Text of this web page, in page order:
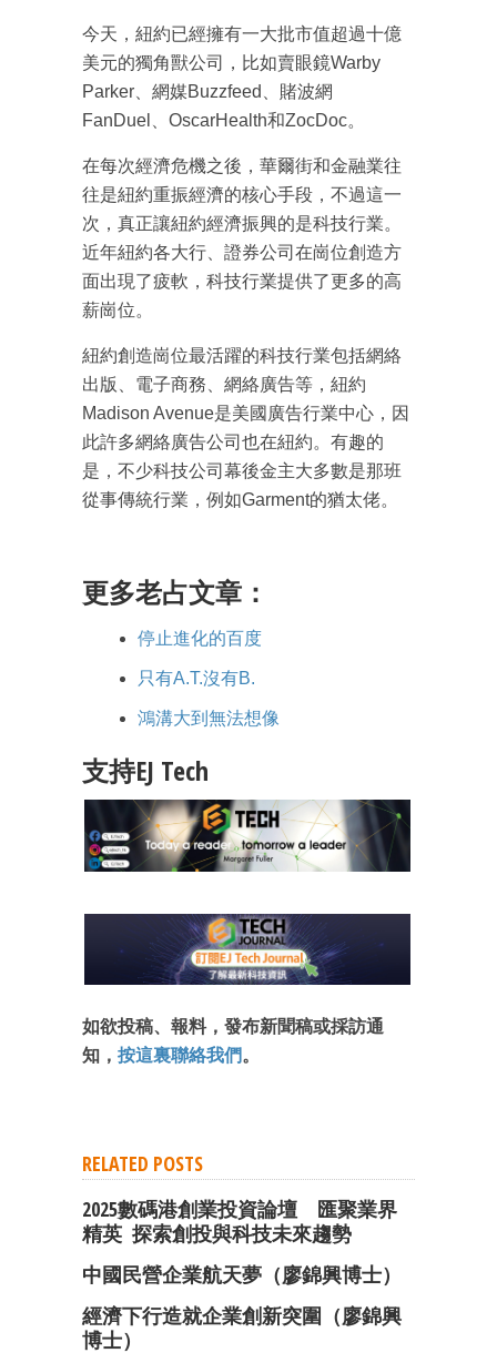
今天，紐約已經擁有一大批市值超過十億
美元的獨角獸公司，比如賣眼鏡Warby
Parker、網媒Buzzfeed、賭波網
FanDuel、OscarHealth和ZocDoc。
在每次經濟危機之後，華爾街和金融業往
往是紐約重振經濟的核心手段，不過這一
次，真正讓紐約經濟振興的是科技行業。
近年紐約各大行、證券公司在崗位創造方
面出現了疲軟，科技行業提供了更多的高
薪崗位。
紐約創造崗位最活躍的科技行業包括網絡
出版、電子商務、網絡廣告等，紐約
Madison Avenue是美國廣告行業中心，因
此許多網絡廣告公司也在紐約。有趣的
是，不少科技公司幕後金主大多數是那班
從事傳統行業，例如Garment的猶太佬。
更多老占文章：
停止進化的百度
只有A.T.沒有B.
鴻溝大到無法想像
支持EJ Tech
如欲投稿、報料，發布新聞稿或採訪通
知， 按這裏聯絡我們。
RELATED POSTS
2025數碼港創業投資論壇 匯聚業界
精英 探索創投與科技未來趨勢
中國民營企業航天夢（廖錦興博士）
經濟下行造就企業創新突圍（廖錦興
博士）
成為 EJ Tech 會員
最新資訊（附創業懶人包）